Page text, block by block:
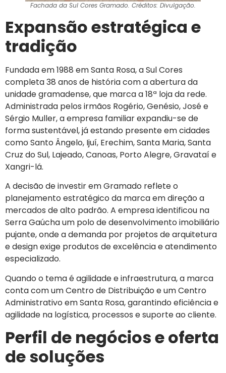
Fachada da Sul Cores Gramado. Créditos: Divulgação.
Expansão estratégica e
tradição
Fundada em 1988 em Santa Rosa, a Sul Cores
completa 38 anos de história com a abertura da
unidade gramadense, que marca a 18ª loja da rede.
Administrada pelos irmãos Rogério, Genésio, José e
Sérgio Muller, a empresa familiar expandiu-se de
forma sustentável, já estando presente em cidades
como Santo Ângelo, Ijuí, Erechim, Santa Maria, Santa
Cruz do Sul, Lajeado, Canoas, Porto Alegre, Gravataí e
Xangri-lá.
A decisão de investir em Gramado reflete o
planejamento estratégico da marca em direção a
mercados de alto padrão. A empresa identificou na
Serra Gaúcha um polo de desenvolvimento imobiliário
pujante, onde a demanda por projetos de arquitetura
e design exige produtos de excelência e atendimento
especializado.
Quando o tema é agilidade e infraestrutura, a marca
conta com um Centro de Distribuição e um Centro
Administrativo em Santa Rosa, garantindo eficiência e
agilidade na logística, processos e suporte ao cliente.
Perfil de negócios e oferta
de soluções